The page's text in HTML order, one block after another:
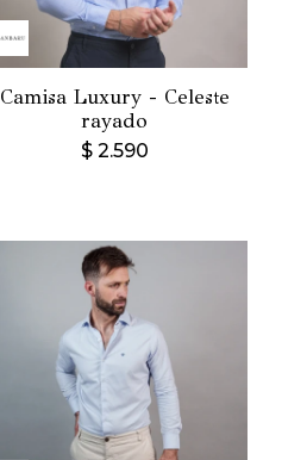
Camisa Luxury - Celeste
rayado
$ 2.590